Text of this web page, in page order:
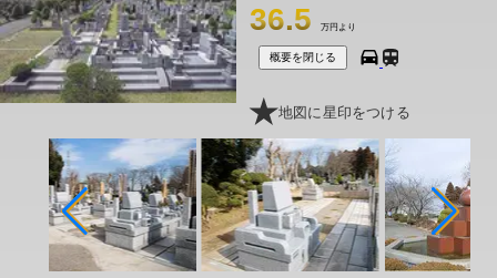
36.5 万円より
概要を閉じる
地図に星印をつける